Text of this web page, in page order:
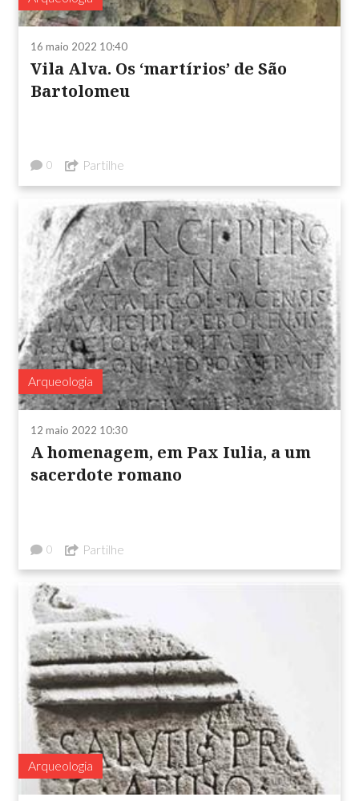
16 maio 2022 10:40
Vila Alva. Os ‘martírios’ de São
Bartolomeu
0 Partilhe
Arqueologia
12 maio 2022 10:30
A homenagem, em Pax Iulia, a um
sacerdote romano
0 Partilhe
Arqueologia